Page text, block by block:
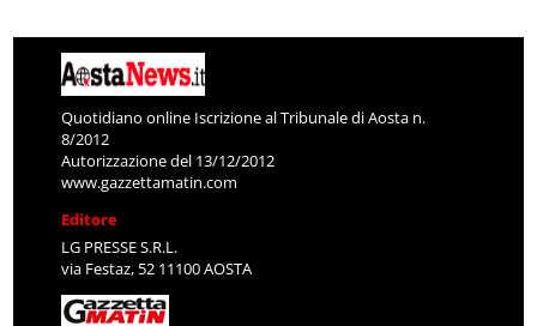
Quotidiano online Iscrizione al Tribunale di Aosta n.
8/2012
Autorizzazione del 13/12/2012
www.gazzettamatin.com
Editore
LG PRESSE S.R.L.
via Festaz, 52 11100 AOSTA